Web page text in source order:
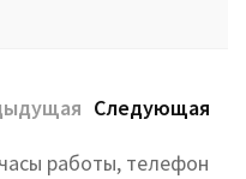
Следующая
работы, телефон